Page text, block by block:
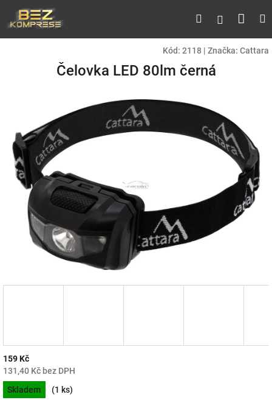
obsah
HledatPřihlášení
Kód: 2118 | Značka: Cattara
Čelovka LED 80lm černá
159 Kč
131,40 Kč bez DPH
Měrná
cena:
Skladem
(1 ks)